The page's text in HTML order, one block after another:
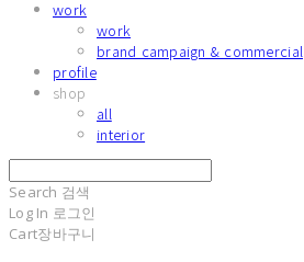
work
work
brand campaign & commercial
profile
shop
all
interior
Search 검색
Log In 로그인
Cart장바구니